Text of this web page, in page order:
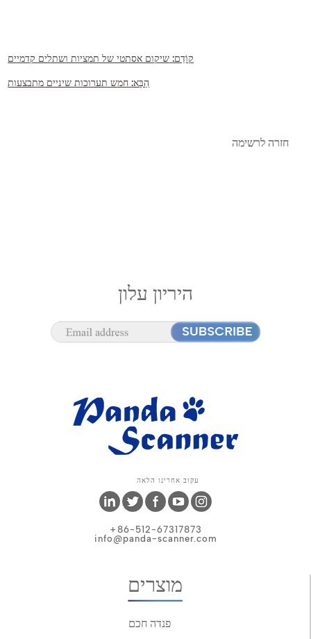
קוֹדֵם: שיקום אסתטי של תמציות ושתלים קדמיים
הַבָּא: חמש תערוכות שיניים מתבצעות
חזרה לרשימה
היריון עלון
עקוב אחרינו הלאה
+86-512-67317873
info@panda-scanner.com
מוצרים
פנדה חכם